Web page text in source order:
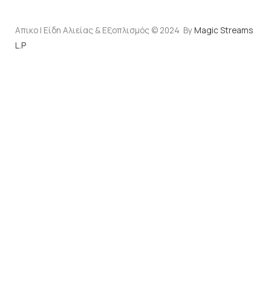
Απικο | Είδη Αλιείας & Εξοπλισμός © 2024 ByMagic Streams
L.P